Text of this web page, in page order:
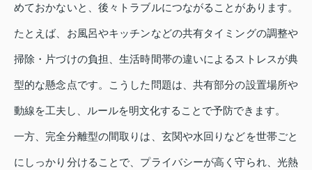
めておかないと、後々トラブルにつながることがあります。
たとえば、お風呂やキッチンなどの共有タイミングの調整や
掃除・片づけの負担、生活時間帯の違いによるストレスが典
型的な懸念点です。こうした問題は、共有部分の設置場所や
動線を工夫し、ルールを明文化することで予防できます。
一方、完全分離型の間取りは、玄関や水回りなどを世帯ごと
にしっかり分けることで、プライバシーが高く守られ、光熱